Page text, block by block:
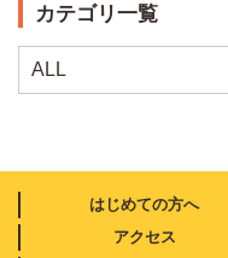
カテゴリ一覧
はじめての方へ
アクセス